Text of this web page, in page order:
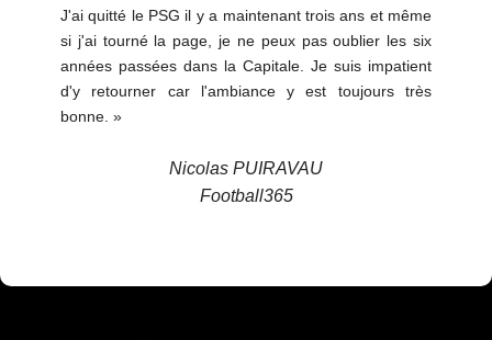
J'ai quitté le PSG il y a maintenant trois ans et même
si j'ai tourné la page, je ne peux pas oublier les six
années passées dans la Capitale. Je suis impatient
d'y retourner car l'ambiance y est toujours très
bonne. »
Nicolas PUIRAVAU
Football365